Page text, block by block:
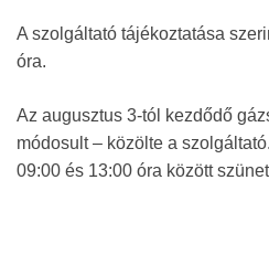
A szolgáltató tájékoztatása
óra.
Az augusztus 3-tól kezdődő
módosult – közölte a
09:00 és 13:00 óra között